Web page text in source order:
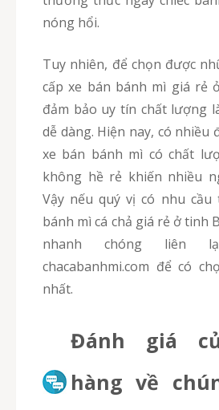
nóng hổi.
Tuy nhiên, để chọn được những đơn vị cung
cấp xe bán bánh mì giá rẻ
đảm bảo uy tín chất lượng
dễ dàng. Hiện nay, có nhiều
xe bán bánh mì có chất
không hề rẻ khiến nhiều
Vậy nếu quý vị có nhu cầu
bánh mì cá chả giá rẻ ở tinh
nhanh chóng liên
chacabanhmi.com để có
nhất.
Đánh giá
hàng về